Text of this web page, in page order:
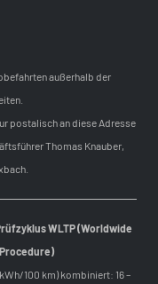
außerhalb der
postalisch an diese Adresse
Thomas Knauber,
WLTP (Worldwide
100 km) kombiniert: 16 –